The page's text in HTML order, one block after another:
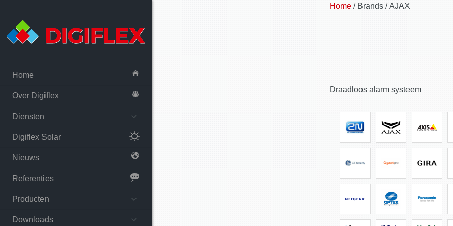
Home
Over Digiflex
Diensten
Digiflex Solar
Nieuws
Referenties
Producten
Downloads
Home / Brands / AJAX
Draadloos alarm systeem